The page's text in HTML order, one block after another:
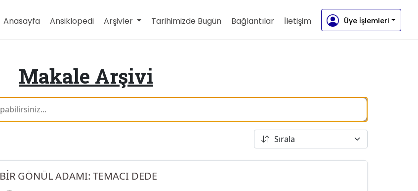
Anasayfa Ansiklopedi Arşivler Tarihimizde Bugün Bağlantılar İletişim Üye İşlemleri
Makale Arşivi
BİR GÖNÜL ADAMI: TEMACI DEDE